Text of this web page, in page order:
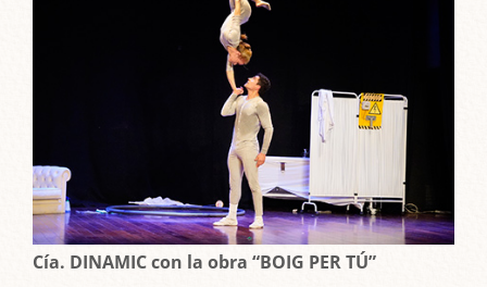
Cía. DINAMIC con la obra “BOIG PER TÚ”